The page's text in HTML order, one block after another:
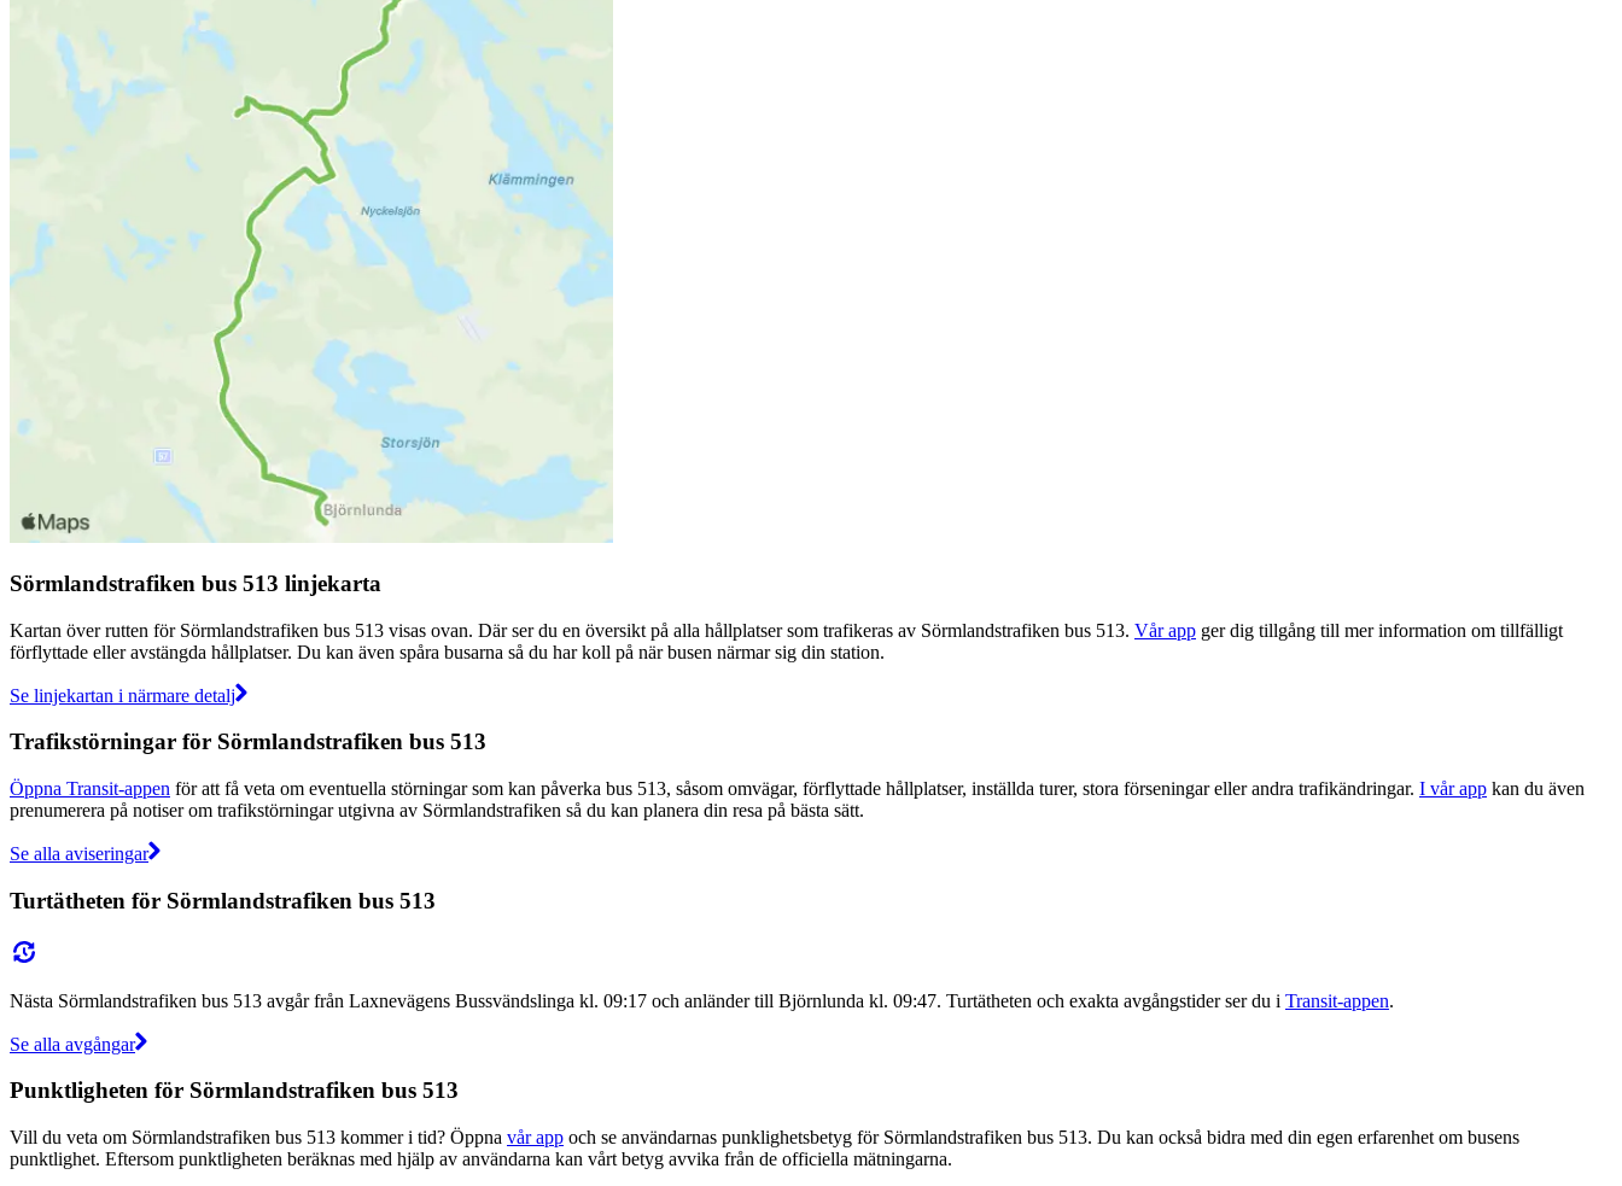
Sörmlandstrafiken bus 513 linjekarta
Kartan över rutten för Sörmlandstrafiken bus 513 visas ovan. Där ser du en översikt på alla hållplatser som trafikeras av Sörmlandstrafiken bus 513. Vår app ger dig tillgång till mer information om tillfälligt
förflyttade eller avstängda hållplatser. Du kan även spåra busarna så du har koll på när busen närmar sig din station.
Se linjekartan i närmare detalj
Trafikstörningar för Sörmlandstrafiken bus 513
Öppna Transit-appen för att få veta om eventuella störningar som kan påverka bus 513, såsom omvägar, förflyttade hållplatser, inställda turer, stora förseningar eller andra trafikändringar. I vår app kan du även
prenumerera på notiser om trafikstörningar utgivna av Sörmlandstrafiken så du kan planera din resa på bästa sätt.
Se alla aviseringar
Turtätheten för Sörmlandstrafiken bus 513
Nästa Sörmlandstrafiken bus 513 avgår från Laxnevägens Bussvändslinga kl. 09:17 och anländer till Björnlunda kl. 09:47. Turtätheten och exakta avgångstider ser du i Transit-appen.
Se alla avgångar
Punktligheten för Sörmlandstrafiken bus 513
Vill du veta om Sörmlandstrafiken bus 513 kommer i tid? Öppna vår app och se användarnas punklighetsbetyg för Sörmlandstrafiken bus 513. Du kan också bidra med din egen erfarenhet om busens
punktlighet. Eftersom punktligheten beräknas med hjälp av användarna kan vårt betyg avvika från de officiella mätningarna.